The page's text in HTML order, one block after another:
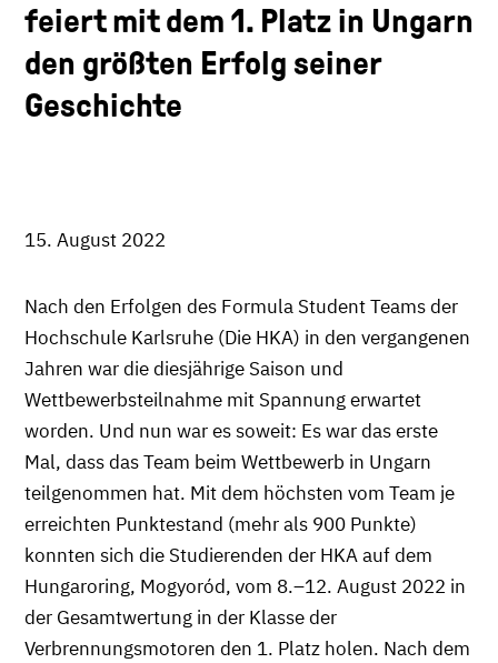
feiert mit dem 1. Platz in Ungarn
den größten Erfolg seiner
Geschichte
15. August 2022
Nach den Erfolgen des Formula Student Teams der
Hochschule Karlsruhe (Die HKA) in den vergangenen
Jahren war die diesjährige Saison und
Wettbewerbsteilnahme mit Spannung erwartet
worden. Und nun war es soweit: Es war das erste
Mal, dass das Team beim Wettbewerb in Ungarn
teilgenommen hat. Mit dem höchsten vom Team je
erreichten Punktestand (mehr als 900 Punkte)
konnten sich die Studierenden der HKA auf dem
Hungaroring, Mogyoród, vom 8.–12. August 2022 in
der Gesamtwertung in der Klasse der
Verbrennungsmotoren den 1. Platz holen. Nach dem